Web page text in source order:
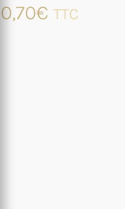
€ TTC